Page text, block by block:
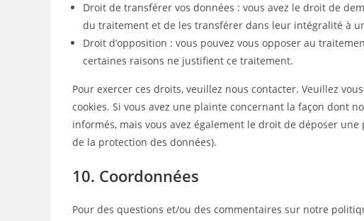
Droit de transférer vos données : vous avez le droit de
du traitement et de les transférer dans leur intégralité à
Droit d’opposition : vous pouvez vous opposer au
certaines raisons ne justifient ce traitement.
Pour exercer ces droits, veuillez nous contacter. Veuillez
cookies. Si vous avez une plainte concernant la façon dont
informés, mais vous avez également le droit de déposer
de la protection des données).
10. Coordonnées
Pour des questions et/ou des commentaires sur notre